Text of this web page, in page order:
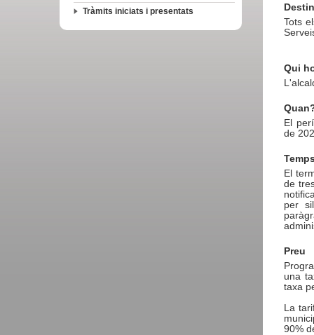
Tràmits iniciats i presentats
Tots
Qui
El
de
El
de
per
Preu
una
taxa
La
90%